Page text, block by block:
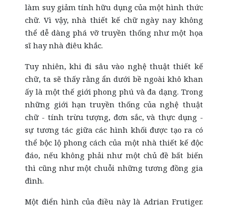
làm suy giảm tính hữu dụng của một hình thức
chữ. Vì vậy, nhà thiết kế chữ ngày nay không
thể dễ dàng phá vỡ truyền thống như một họa
sĩ hay nhà điêu khắc.
Tuy nhiên, khi đi sâu vào nghệ thuật thiết kế
chữ, ta sẽ thấy rằng ẩn dưới bề ngoài khô khan
ấy là một thế giới phong phú và đa dạng. Trong
những giới hạn truyền thống của nghệ thuật
chữ - tính trừu tượng, đơn sắc, và thực dụng -
sự tương tác giữa các hình khối được tạo ra có
thể bộc lộ phong cách của một nhà thiết kế độc
đáo, nếu không phải như một chủ đề bất biến
thì cũng như một chuỗi những tương đồng gia
đình.
Một điển hình của điều này là Adrian Frutiger.